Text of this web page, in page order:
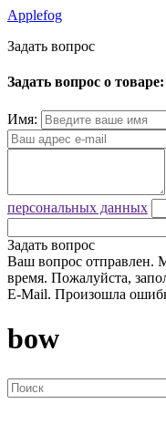
Applefog
Задать вопрос
Задать вопрос о товаре:
Имя:
персональных данных
Задать вопрос
Ваш вопрос отправлен.
время. Пожалуйста,
E-Mail. Произошла
bow